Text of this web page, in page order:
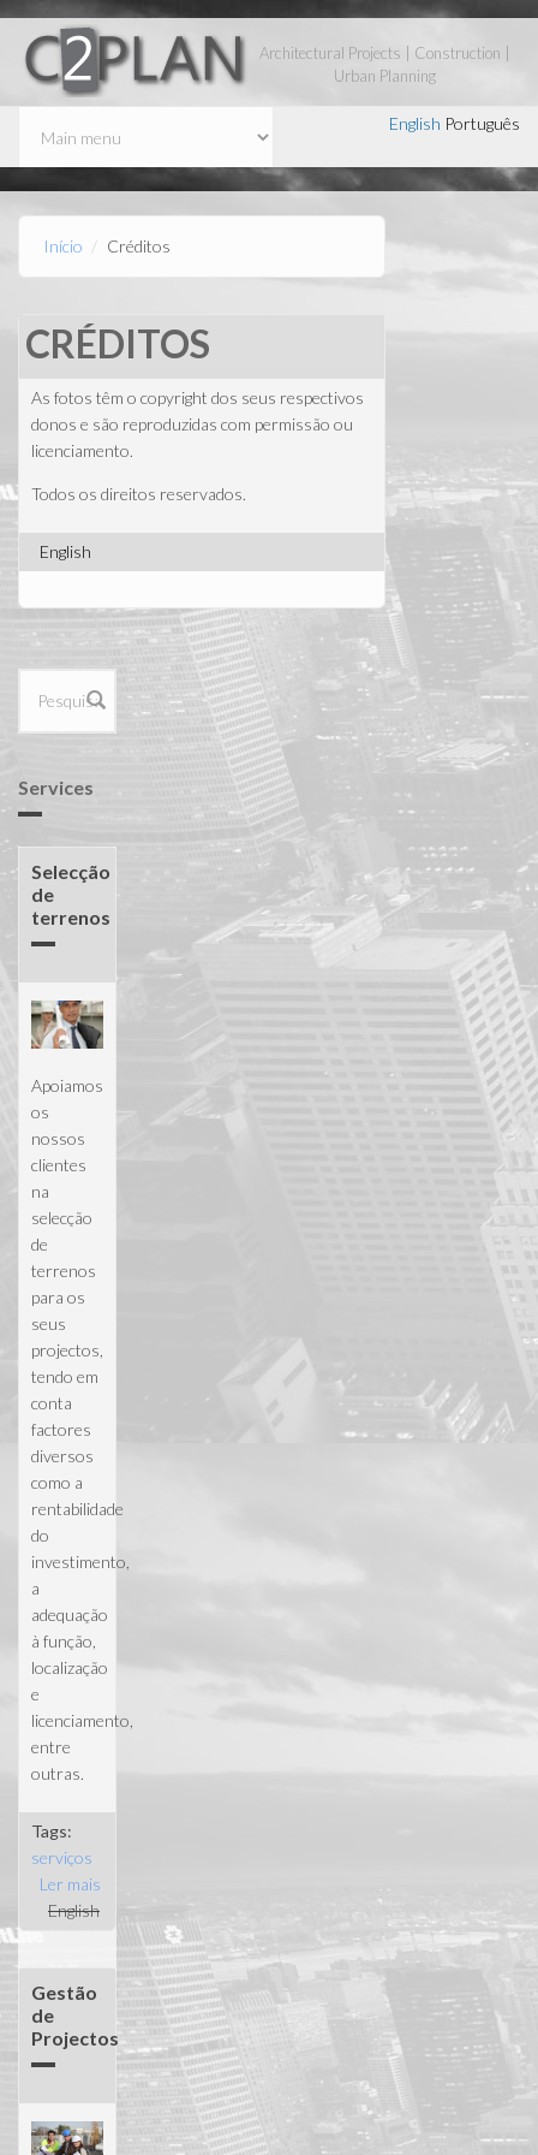
Passar para o conteúdo principal
Architectural Projects | Construction |
Urban Planning
English Português
Início Créditos
CRÉDITOS
As fotos têm o copyright dos seus respectivos
donos e são reproduzidas com permissão ou
licenciamento.
Todos os direitos reservados.
English
Formulário
de procura
Services
Selecção
de
terrenos
Apoiamos
os
nossos
clientes
na
selecção
de
terrenos
para os
seus
projectos,
tendo em
conta
factores
diversos
como a
rentabilidade
do
investimento,
a
adequação
à função,
localização
e
licenciamento,
entre
outras.
Tags:
serviços
Ler mais
acerca de
Selecção de
English
Gestão
de
Projectos